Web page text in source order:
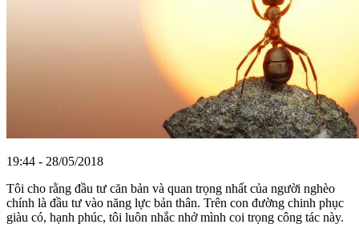
19:44 - 28/05/2018
Tôi cho rằng đầu tư căn bản và quan trọng nhất của người nghèo
chính là đầu tư vào năng lực bản thân. Trên con đường chinh phục
giàu có, hạnh phúc, tôi luôn nhắc nhở mình coi trọng công tác này.